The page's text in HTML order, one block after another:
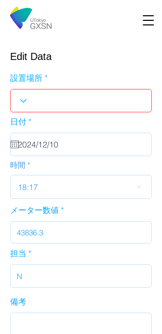
Edit Data
設置場所
日付 *r
u
i
d
時間
18:17
メーター数値
担当
備考